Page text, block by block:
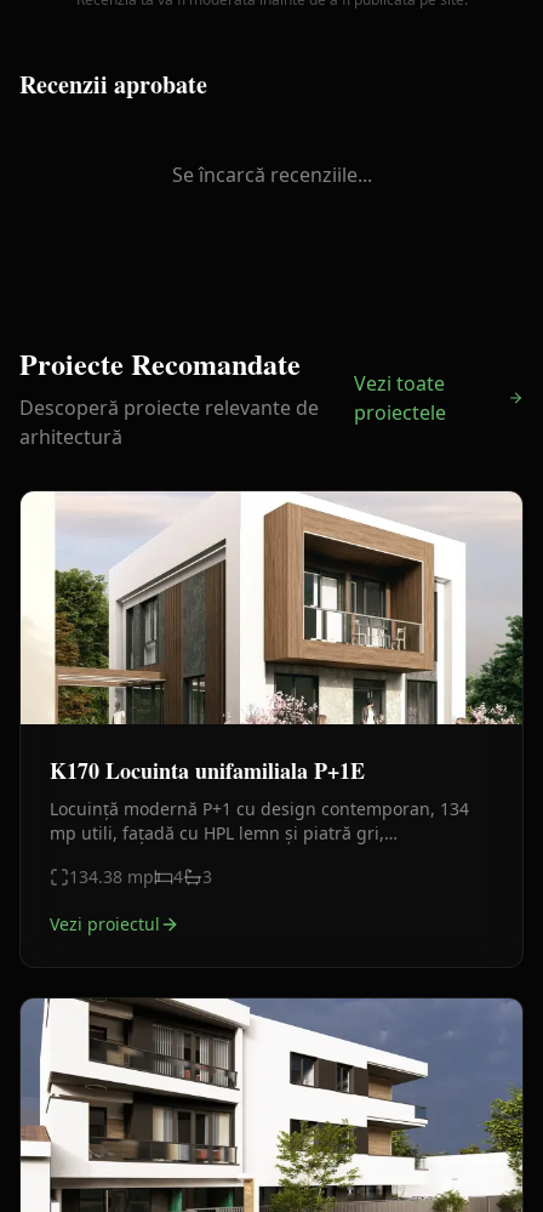
Recenzii aprobate
Se încarcă recenziile...
Proiecte Recomandate
Descoperă proiecte relevante de
arhitectură
Vezi toate
proiectele
K170 Locuinta unifamiliala P+1E
Locuință modernă P+1 cu design contemporan, 134
mp utili, fațadă cu HPL lemn și piatră gri,
134.38 mp 4 3
Vezi proiectul